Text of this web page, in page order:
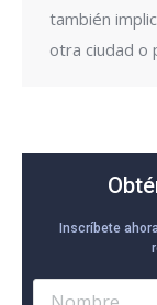
también
otra ciudad o
Inscríbete